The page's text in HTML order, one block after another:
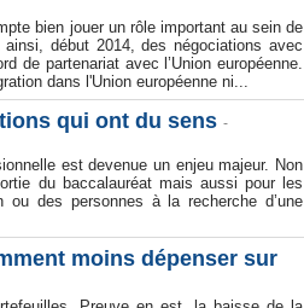
bien jouer un rôle important au sein de
ainsi, début 2014, des négociations avec
de partenariat avec l’Union européenne.
dans l'Union européenne ni...
qui ont du sens -
est devenue un enjeu majeur. Non
du baccalauréat mais aussi pour les
ou des personnes à la recherche d’une
moins dépenser sur